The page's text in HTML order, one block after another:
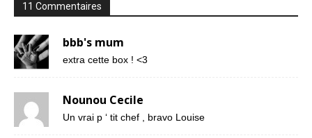
11 Commentaires
bbb's mum
extra cette box ! <3
Nounou Cecile
Un vrai p ‘ tit chef , bravo Louise